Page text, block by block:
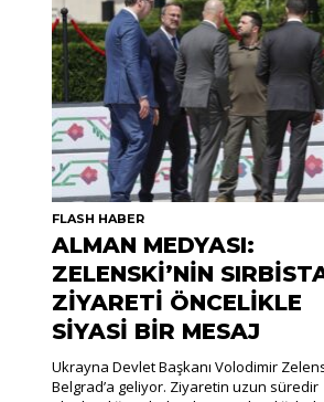
FLASH HABER
ALMAN MEDYASI:
ZELENSKİ’NİN
ZİYARETİ ÖNCELİKLE
SİYASİ BİR MESAJ
Ukrayna Devlet Başkanı Volodimir
Belgrad’a geliyor. Ziyaretin uzun süredir